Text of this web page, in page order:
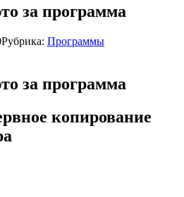
за программа
Рубрика: Программы
за программа
копирование